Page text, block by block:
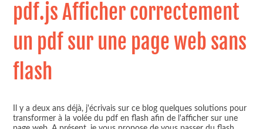
pdf.js Afficher correctement
un pdf sur une page web sans
flash
Il y a deux ans déjà, j'écrivais sur ce blog quelques solutions pour
transformer à la volée du pdf en flash afin de l'afficher sur une